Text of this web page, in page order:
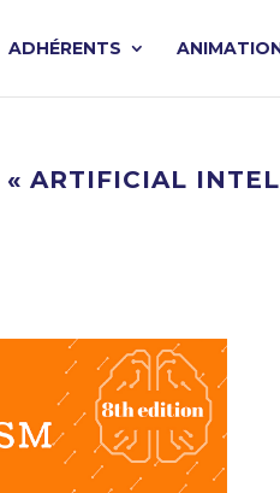
ADHÉRENTS
ARTIFICIAL